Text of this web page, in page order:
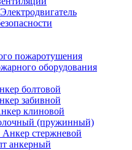
Электродвигатель
пожаротушения
оборудования
болтовой
забивной
клиновой
(пружинный)
Анкер стержневой
анкерный